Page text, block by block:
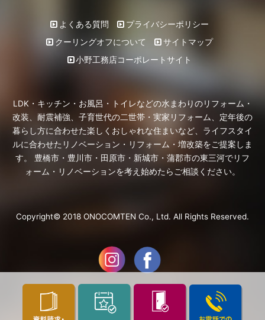
よくある質問
プライバシーポリシー
クーリングオフについて
サイトマップ
小野工務店コーポレートサイト
LDK・キッチン・お風呂・トイレなどの水まわりのリフォーム・
改装、耐震補強、子育世代の二世帯・実家リフォーム、定年後の
暮らし方に合わせた楽しくおしゃれな住まいなど、ライフスタイ
ルに合わせたリノベーション・リフォーム・増改築をご提案しま
す。 豊橋市・豊川市・田原市・新城市・蒲郡市の東三河でリフ
ォーム・リノベーションを考え始めたらご相談ください。
Copyright© 2018 ONOCOMTEN Co., Ltd. All Rights Reserved.